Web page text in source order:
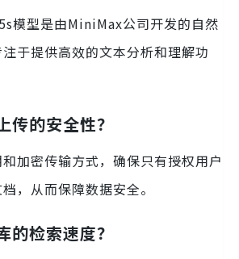
模型是由MiniMax公司开发的自然
于提供高效的文本分析和理解功
传的安全性？
加密传输方式，确保只有授权用户
，从而保障数据安全。
的检索速度？